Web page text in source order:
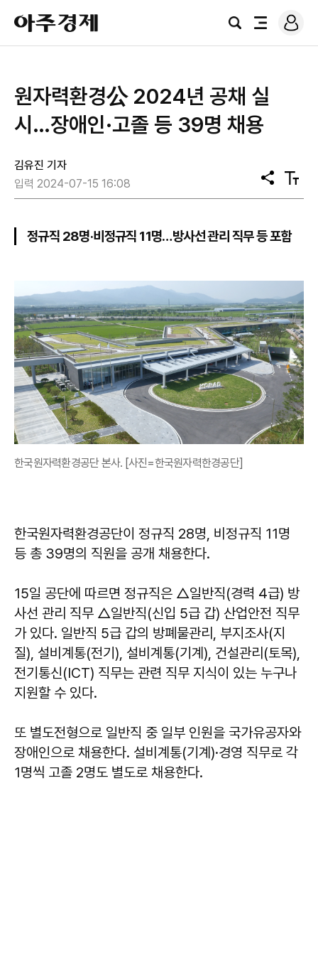
아
주
경
검
전
로
그
원자력환경公 2024년 공채 실
시…장애인·고졸 등 39명 채용
김유진 기자
입력 2024-07-15 16:08
공
유
텍
스
기
정규직 28명·비정규직 11명…방사선 관리 직무 등 포함
한국원자력환경공단 본사. [사진=한국원자력한경공단]
한국원자력환경공단이 정규직 28명, 비정규직 11명
등 총 39명의 직원을 공개 채용한다.
15일 공단에 따르면 정규직은 △일반직(경력 4급) 방
사선 관리 직무 △일반직(신입 5급 갑) 산업안전 직무
가 있다. 일반직 5급 갑의 방폐물관리, 부지조사(지
질), 설비계통(전기), 설비계통(기계), 건설관리(토목),
전기통신(ICT) 직무는 관련 직무 지식이 있는 누구나
지원할 수 있다.
또 별도전형으로 일반직 중 일부 인원을 국가유공자와
장애인으로 채용한다. 설비계통(기계)·경영 직무로 각
1명씩 고졸 2명도 별도로 채용한다.